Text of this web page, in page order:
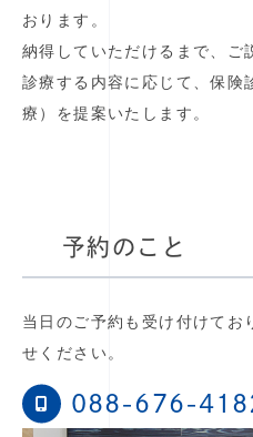
おります。
納得していただけるまで、ご
診療する内容に応じて、保険
療）を提案いたします。
予約のこと
当日のご予約も受け付けてお
せください。
088-676-